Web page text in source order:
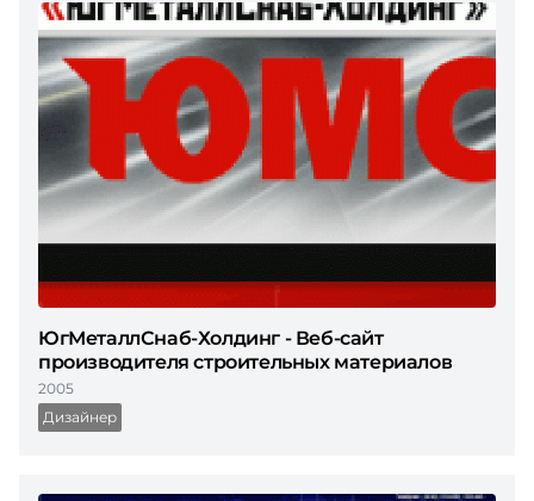
ЮгМеталлСнаб-Холдинг - Веб-сайт
производителя строительных материалов
2005
Дизайнер